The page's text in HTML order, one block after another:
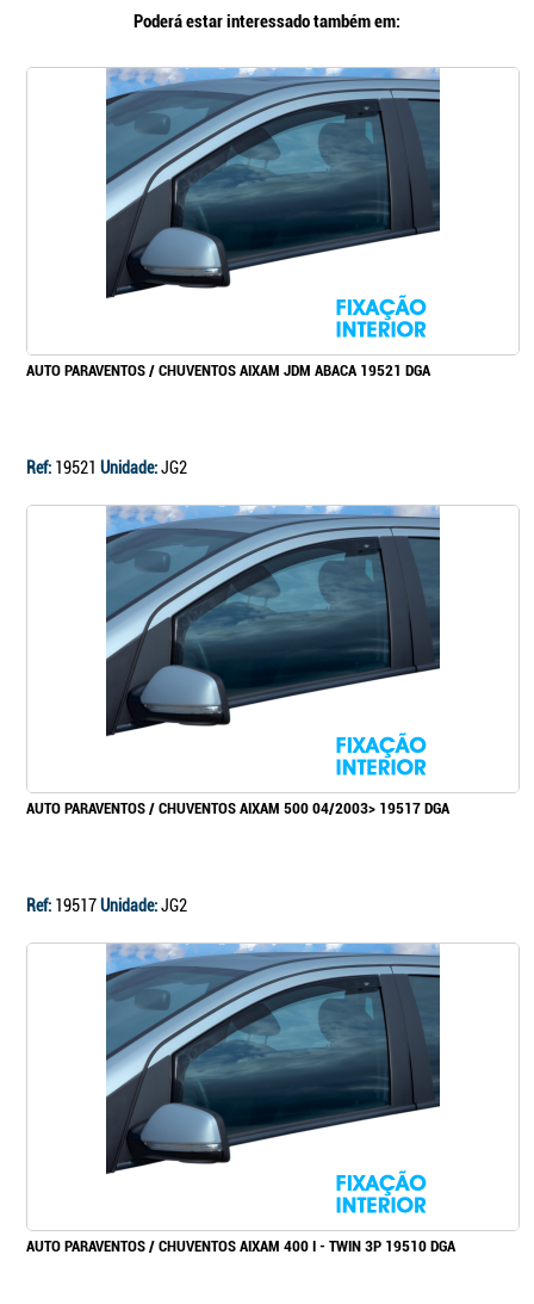
Poderá estar interessado também em:
AUTO PARAVENTOS / CHUVENTOS AIXAM JDM ABACA 19521 DGA
Ref: 19521 Unidade:JG2
AUTO PARAVENTOS / CHUVENTOS AIXAM 500 04/2003> 19517 DGA
Ref: 19517Unidade:JG2
AUTO PARAVENTOS / CHUVENTOS AIXAM 400 I - TWIN 3P 19510 DGA
Continuar a comprar